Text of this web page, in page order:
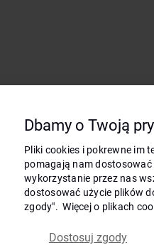
Dbamy o Twoją
Pliki cookies i pokrewne im
pomagają nam
wykorzystanie przez nas
dostosować użycie plików
zgody". Więcej o plikach
Dostosuj zgody